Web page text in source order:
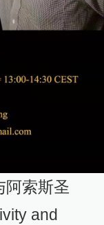
阿索斯圣
and